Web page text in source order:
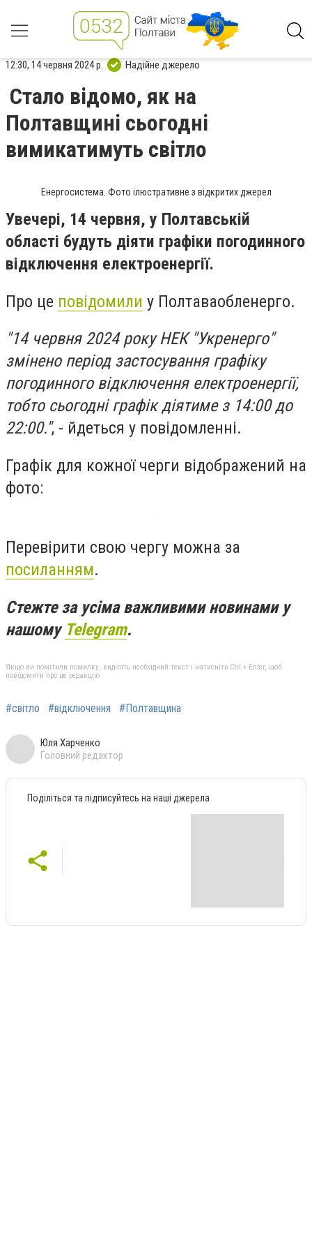
12:30, 14 червня 2024 р. Надійне джерело
Стало відомо, як на
Полтавщині сьогодні
вимикатимуть світло
Енергосистема. Фото ілюстративне з відкритих джерел
Увечері, 14 червня, у Полтавській
області будуть діяти графіки погодинного
відключення електроенергії.
Про це повідомили у Полтаваобленерго.
"14 червня 2024 року НЕК "Укренерго"
змінено період застосування графіку
погодинного відключення електроенергії,
тобто сьогодні графік діятиме з 14:00 до
22:00.", - йдеться у повідомленні.
Графік для кожної черги відображений на
фото:
Перевірити свою чергу можна за
посиланням.
Стежте за усіма важливими новинами у
нашому Telegram.
Якщо ви помітили помилку, виділіть необхідний текст і натисніть Ctrl + Enter, щоб
повідомити про це редакцію
#світло #відключення #Полтавщина
Юля Харченко
Головний редактор
Поділіться та підписуйтесь на наші джерела